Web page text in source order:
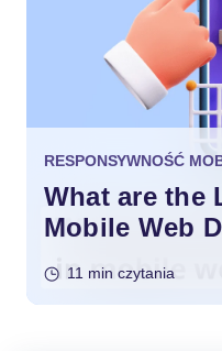
RESPONSYWNOŚĆ
What are the
Mobile Web
11 min czytania